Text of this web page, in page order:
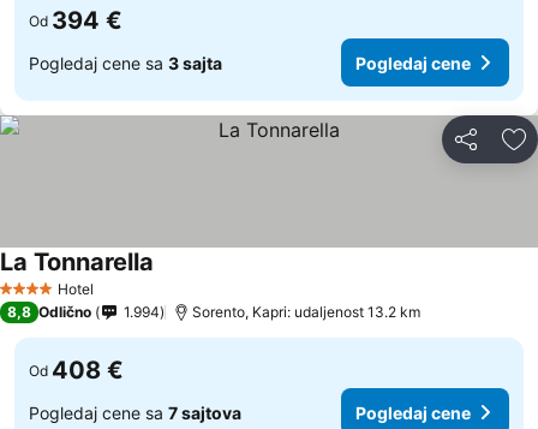
Od 394 €
Pogledaj cene sa 3 sajta Pogledaj cene
Deli
4 ZvezdiceHotel
La Tonnarella
8,8 Odlično 1.994 Sorento, Kapri: udaljenost 13.2 km
Od 408 €
Pogledaj cene sa 7 sajtova Pogledaj cene